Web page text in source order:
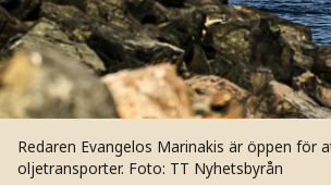
Redaren Evangelos Marinakis är öppen för
oljetransporter. Foto: TT Nyhetsbyrån